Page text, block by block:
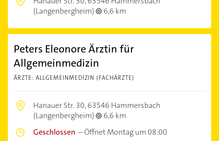
(Langenbergheim)
6,6 km
Peters Eleonore Ärztin für
Allgemeinmedizin
ÄRZTE: ALLGEMEINMEDIZIN (FACHÄRZTE)
Hanauer Str. 30,63546 Hammersbach
(Langenbergheim)
6,6 km
Geschlossen –Öffnet Montag um 08:00